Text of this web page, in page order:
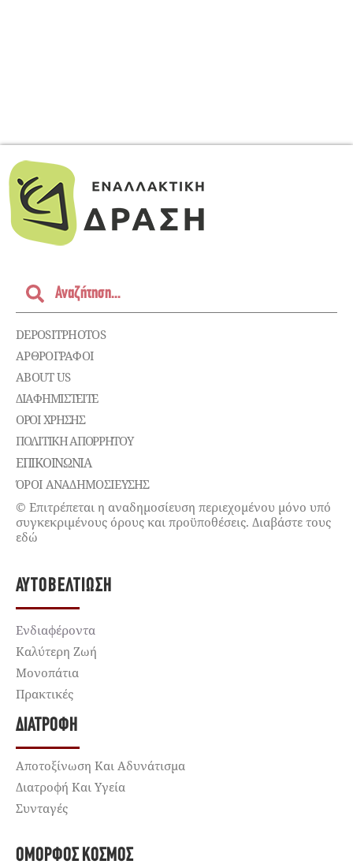
DEPOSITPHOTOS
ΑΡΘΡΟΓΡΑΦΟΙ
ABOUT US
ΔΙΑΦΗΜΙΣΤΕΊΤΕ
ΌΡΟΙ ΧΡΉΣΗΣ
ΠΟΛΙΤΙΚΉ ΑΠΟΡΡΉΤΟΥ
ΕΠΙΚΟΙΝΩΝΊΑ
ΌΡΟΙ ΑΝΑΔΗΜΟΣΙΕΥΣΗΣ
© Επιτρέπεται η αναδημοσίευση περιεχομένου μόνο υπό
συγκεκριμένους όρους και προϋποθέσεις. Διαβάστε τους
εδώ
ΑΥΤΟΒΕΛΤΊΩΣΗ
Ενδιαφέροντα
Καλύτερη Ζωή
Μονοπάτια
Πρακτικές
ΔΙΑΤΡΟΦΉ
Αποτοξίνωση Και Αδυνάτισμα
Διατροφή Και Υγεία
Συνταγές
ΌΜΟΡΦΟΣ ΚΌΣΜΟΣ